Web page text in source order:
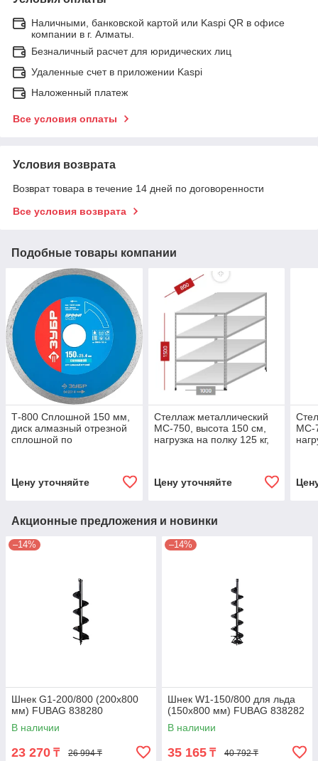
Наличными, банковской картой или Kaspi QR в офисе
компании в г. Алматы.
Безналичный расчет для юридических лиц
Удаленные счет в приложении Kaspi
Наложенный платеж
Все условия оплаты
Условия возврата
Возврат товара в течение 14 дней по договоренности
Все условия возврата
Подобные товары компании
Т-800 Сплошной 150 мм,
диск алмазный отрезной
сплошной по
Цену уточняйте
Стеллаж металлический
МС-750, высота 150 см,
нагрузка на полку 125 кг,
Цену уточняйте
МС-
Акционные предложения и новинки
–14%
Шнек G1-200/800 (200х800
мм) FUBAG 838280
В наличии
23 270 ₸ 26 994 ₸
–14%
Шнек W1-150/800 для льда
(150х800 мм) FUBAG 838282
В наличии
35 165 ₸ 40 792 ₸